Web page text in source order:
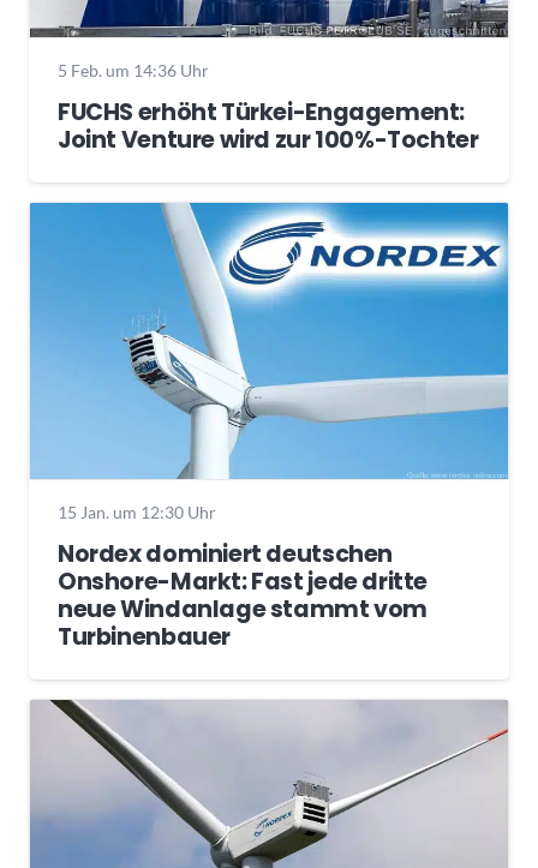
5 Feb. um 14:36 Uhr
FUCHS erhöht Türkei-Engagement:
Joint Venture wird zur 100%-Tochter
15 Jan. um 12:30 Uhr
Nordex dominiert deutschen
Onshore-Markt: Fast jede dritte
neue Windanlage stammt vom
Turbinenbauer